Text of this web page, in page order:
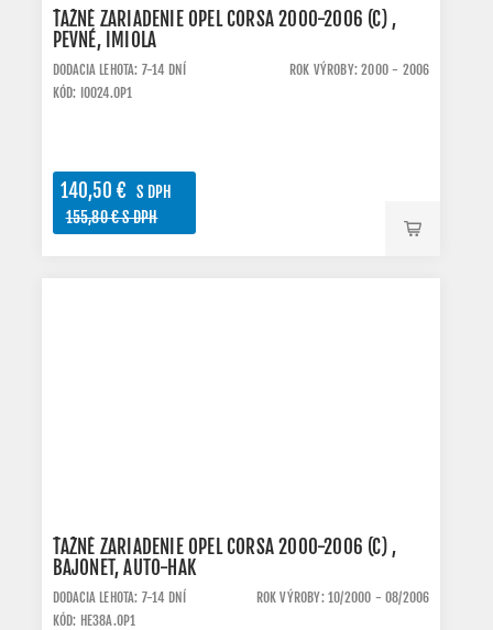
ŤAŽNÉ ZARIADENIE OPEL CORSA 2000-2006 (C) ,
PEVNÉ, IMIOLA
DODACIA LEHOTA: 7-14 DNÍ
ROK VÝROBY: 2000 - 2006
KÓD: IO024.OP1
140,50 €
S DPH
155,80 € S DPH
ŤAŽNÉ ZARIADENIE OPEL CORSA 2000-2006 (C) ,
BAJONET, AUTO-HAK
DODACIA LEHOTA: 7-14 DNÍ
ROK VÝROBY: 10/2000 - 08/2006
KÓD: HE38A.OP1